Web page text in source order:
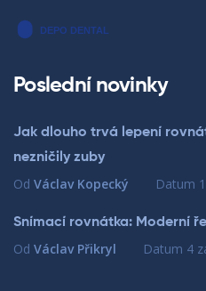
Poslední novinky
Jak dlouho trvá lepení
nezničily zuby
Od Václav Kopecký Datum
Snímací rovnátka: Moderní
Od Václav Přikryl Datum 4